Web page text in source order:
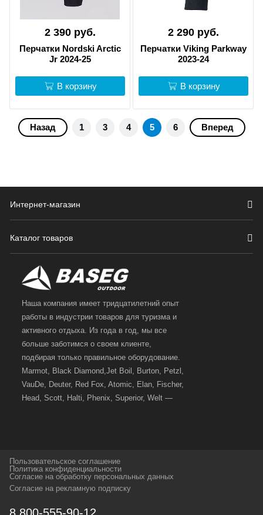
2 390 руб.
Перчатки Nordski Arctic
Jr 2024-25
В корзину
2 290 руб.
Перчатки Viking Parkway
2023-24
В корзину
Назад 1 3 4 5 6 Вперед
Интернет-магазин
Каталог товаров
Наша компания имеет тридцатилетний опыт
работы в индустрии товаров для туризма и
активного отдыха. Из года в год, мы все
больше заботимся о своем клиенте,
подбирая только правильное оборудование.
Marmot, Black Diamond,Jet Boil, Burton, Petzl,
VauDe, Deuter, Red Fox, Atomic, Elan, Fischer,
Head, Scott, Halti, Phenix, Superior, Welt —
и взыскательных путешественников,
спортсменов и отдыхающих.
Пользовательское соглашение
Политика конфиденциальности
Согласие на обработку персональных данных
Согласие на рекламную подписку